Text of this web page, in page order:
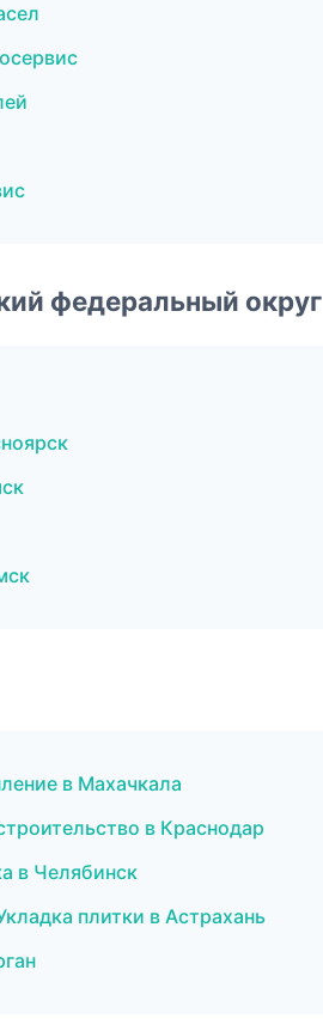
федеральный округ
в Махачкала
в Краснодар
в Челябинск
плитки в Астрахань